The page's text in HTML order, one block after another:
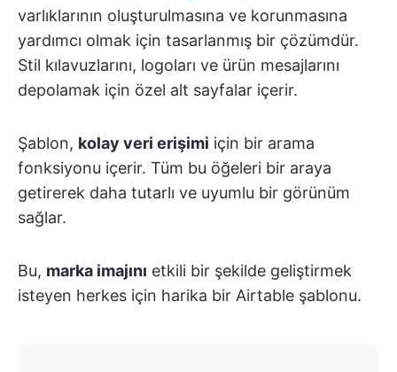
varlıklarının oluşturulmasına ve korunmasına
yardımcı olmak için tasarlanmış bir çözümdür.
Stil kılavuzlarını, logoları ve ürün mesajlarını
depolamak için özel alt sayfalar içerir.
Şablon, kolay veri erişimi için bir arama
fonksiyonu içerir. Tüm bu öğeleri bir araya
getirerek daha tutarlı ve uyumlu bir görünüm
sağlar.
Bu, marka imajını etkili bir şekilde geliştirmek
isteyen herkes için harika bir Airtable şablonu.